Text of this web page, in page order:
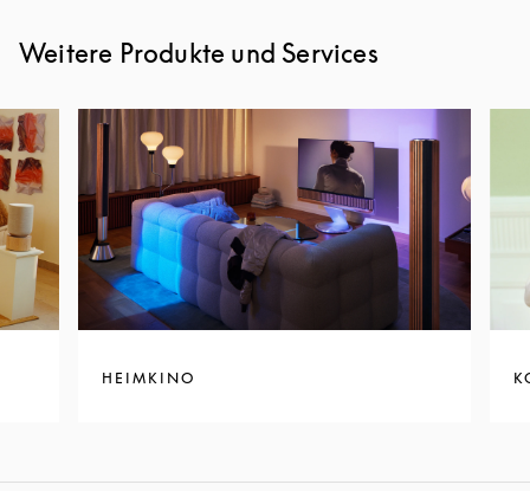
Weitere Produkte und Services
HEIMKINO